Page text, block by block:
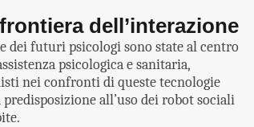
dell’interazione
dei futuri psicologi sono state al centro
psicologica e sanitaria,
nei confronti di queste tecnologie
all’uso dei robot sociali